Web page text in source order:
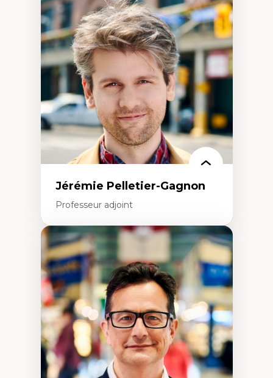
Conciliation travail-vie personnelle
Gestion des ressources humaines
(attraction et fidélisation de la main-
d’œuvre)
Responsabilité sociale des organisations
Interventions organisationnelles
Comportement organisationnel
(mobilisation au travail)
Recherche qualitative
Éthique des affaires
Jérémie Pelletier-Gagnon
Professeur adjoint
Expertises
Études du jeu vidéo
Fouille de textes
Études postcoloniales
Études critiques des médias
Analyse de données
Études japonaises
Mondialisation
Traduction et localisation
Intelligence artificielle et communication
humain-machine